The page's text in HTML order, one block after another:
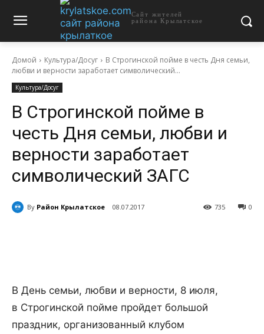
Сайт жителей
района Крылатское
Домой Культура/Досуг
В Строгинской пойме в честь Дня семьи,
любви и верности заработает символический...
Культура/Досуг
В Строгинской пойме в
честь Дня семьи, любви и
верности заработает
символический ЗАГС
By Район Крылатское 08.07.2017 0
735
В День семьи, любви и верности, 8 июля,
в Строгинской пойме пройдет большой
праздник, организованный клубом